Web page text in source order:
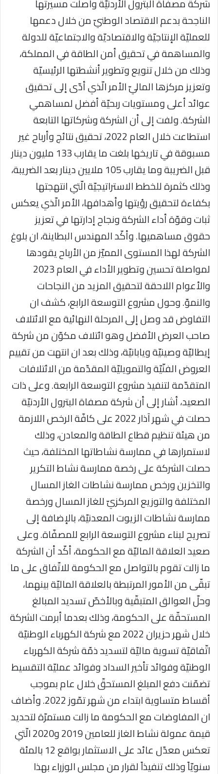
شركة مصفاة البترول الأردنيّة واصلت مسيرتها
الناجحة بدعم الاقتصاد الوطنيّ من خلال دعمها
للعمليّة الإنتاجيّة والاقتصاديّة والاجتماعيّة للدولة
والمساهمة في تحقيق أمن الطاقة في المملكة،
وذلك من خلال تنويع وتطوير أنشطتها الرئيسيّة
وتعزيز مركزها الماليّ الأمر الّذي أدّى إلى تحقيق
عوائد أعلى ومستويات ربحيّة أفضل لمساهمي
الشركة. ولفت إلى أن الشركة وشركاتها التابعة
استطاعت خلال العام 2022، تحقيق نتائج وأرباح غير
مسبوقة في تاريخها بلغت ما يقارب 133 مليون دينار
قبل الضريبة وما يقارب 105 ملايين دينار بعد الضريبة،
وذلك كثمرة للخطط الاستراتيجيّة الّتي انتهجتها
بكفاءة لتحقيق رؤيتها وأهدافها، الأمر الّذي يعكس
ثبات وقوّة أداء الشركة ونجاح إدارتها في تعزيز
حقوق مساهميها. وأكّد المهندس البطاينة، ان بلوغ
الشركة لهذا المستوى المميّز من الأرباح يقودها
لمواصلة تحسين وتطوير الأداء في العام 2023
والأعوام اللاحقة لتحقيق المزيد من النجاحات
والنموّ. وحول مشروع التوسعة الرابع، كشف ان
التفاوض قد وصل إلى المرحلة النهائية مع الائتلاف
صاحب العرض الأفضل وهو ائتلاف مكوّن من شركة
إيطاليّة وصينيّة ويابانيّة، وذلك بعد ان انتهت من تقييم
العروض الفنّيّة والتمويليّة المقدّمة من الائتلافات
المتقدّمة لتنفيذ مشروع التوسعة الرابعة. وعلى ذات
الصعيد، أشار إلى أن شركة مصفاة البترول الأردنيّة
حصلت في شهر آذار 2022 على كافّة الرخص اللازمة
من هيئة تنظيم قطاع الطاقة والمعادن، وذلك
لاستمرارها في ممارسة نشاطاتها المختلفة، حيث
حصلت الشركة على رخصة ممارسة نشاط التكرير
والتخزين ورخص ممارسة نشاطات الغاز المسال
المختلفة والتوزيع المركزيّ للغاز المسال ورخصة
ممارسة نشاطات الزيوت المعدنيّة، بالإضافة إلى
تصريح لبناء مشروع التوسعة الرابع للمصفّاة. وعلى
صعيد العلاقة الماليّة مع الحكومة، أكّد أن الشركة
ما زالت تقوم بالتواصل مع الحكومة للاتّفاق على ما
تبقّى من الأمور المرتبطة بالعلاقة الماليّة بينهما،
وحلّ العوالق المتبقّية وبالأخصّ تسديد المبالغ
المستحقّة على الحكومة، وذلك بعدما أبرمت الشركة
خلال شهر حزيران 2022 مع شركة الكهرباء الوطنيّة
اتّفاقيّة تسوية ماليّة لتسديد ذمّة شركة الكهرباء
الوطنيّة وفوائد تأخير السداد وفوائد عمليّة التقسيط
تضمّنت دفع المبلغ المستحقّ خلال عام بموجب
أقساط متساوية ابتداء من شهر تمّوز 2022. وأضاف
ان المفاوضات مع الحكومة ما زالت مستمرّة لتحديد
قيمة عمولة نشاط الغاز للعامين 2019 و2020 الّتي
تعكس معدّل عائد على الاستثمار بواقع 12 بالمئة
سنويّاً وذلك تنفيذاً لقرار من مجلس الوزراء بهذا